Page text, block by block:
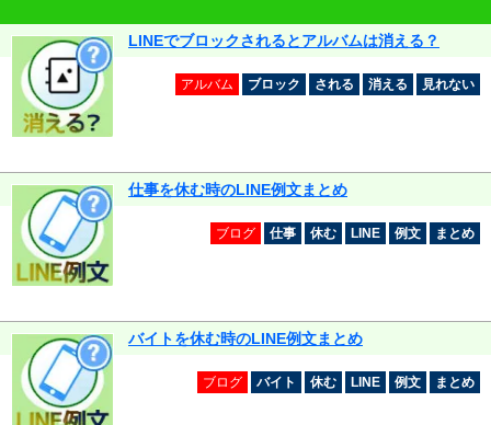
LINEでブロックされるとアルバムは消える？
アルバム ブロック される 消える 見れない
仕事を休む時のLINE例文まとめ
ブログ 仕事 休む LINE 例文 まとめ
バイトを休む時のLINE例文まとめ
ブログ バイト 休む LINE 例文 まとめ